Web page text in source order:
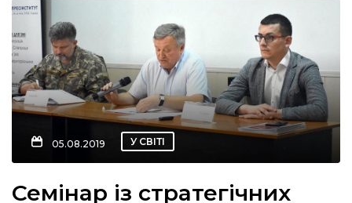
новини
05.08.2019 У СВІТІ
Семінар із стратегічних